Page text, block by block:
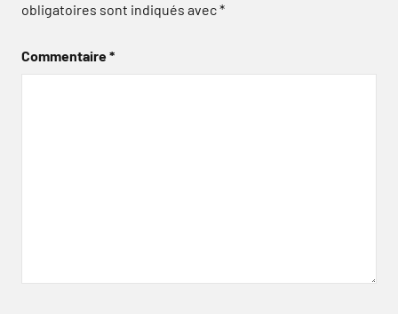
obligatoires sont indiqués avec*
Commentaire*